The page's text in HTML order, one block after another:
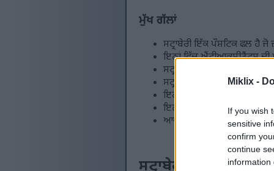
Miklix -
If you wish
sensitive
confirm
continue
information
ਮੁੱਖ ਗੱਲਾਂ
ਸਟ੍ਰਾਬੇਰੀ ਇੱਕ ਪੌਸ਼ਟਿਕ ਫਲ ਹੈ ਜੋ
ਇਨ੍ਹਾਂ ਵਿੱਚ ਐਂਟੀਆਕਸੀਡੈਂਟਸ ਦੀ
ਸਟ੍ਰਾਬੇਰੀ ਦਾ ਨਿਯਮਤ ਸੇਵਨ ਦਿਲ
ਸਟ੍ਰਾਬੇਰੀ ਇਨਸੁਲਿਨ
ਇਹ ਸੁਆਦੀ ਫਲ ਇਮਿਊਨ
ਇਨ੍ਹਾਂ ਵਿੱਚ ਸਾੜ-ਵਿਰੋਧੀ ਗੁਣ
ਆਪਣੀ ਖੁਰਾਕ ਵਿੱਚ ਸਟ੍ਰਾਬੇਰੀ
ਸਟ੍ਰਾਬੇਰੀ ਨਾਲ ਜਾਣ-